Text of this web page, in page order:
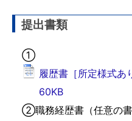
提出書類
①
履歴書［所定様式あ
60KB
②職務経歴書（任意の